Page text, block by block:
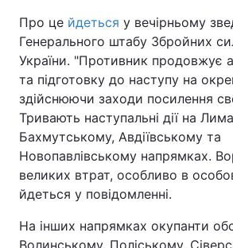
Про це йдеться у вечірньому
Генерального штабу Збройних
України. "Противник продовжує
та підготовку до наступу на
здійснюючи заходи посилення
Тривають наступальні дії на
Бахмутському, Авдіївському та
Новопавлівському напрямках.
великих втрат, особливо в
йдеться у повідомленні.
На інших напрямках окупанти
Волинському, Поліському,